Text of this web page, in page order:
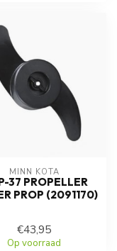
MINN KOTA
37 PROPELLER
PROP (2091170)
€43,95
Op voorraad